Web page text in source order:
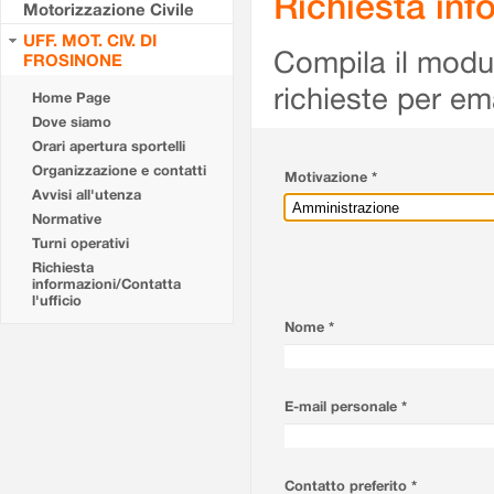
Motorizzazione Civile
UFF. MOT. CIV. DI
FROSINONE
Home Page
Dove siamo
Orari apertura sportelli
Organizzazione e contatti
Avvisi all'utenza
Normative
Turni operativi
Richiesta
informazioni/Contatta
l'ufficio
Compila il
richieste per
Motivazione *
Nome *
E-mail personale *
Contatto preferito *